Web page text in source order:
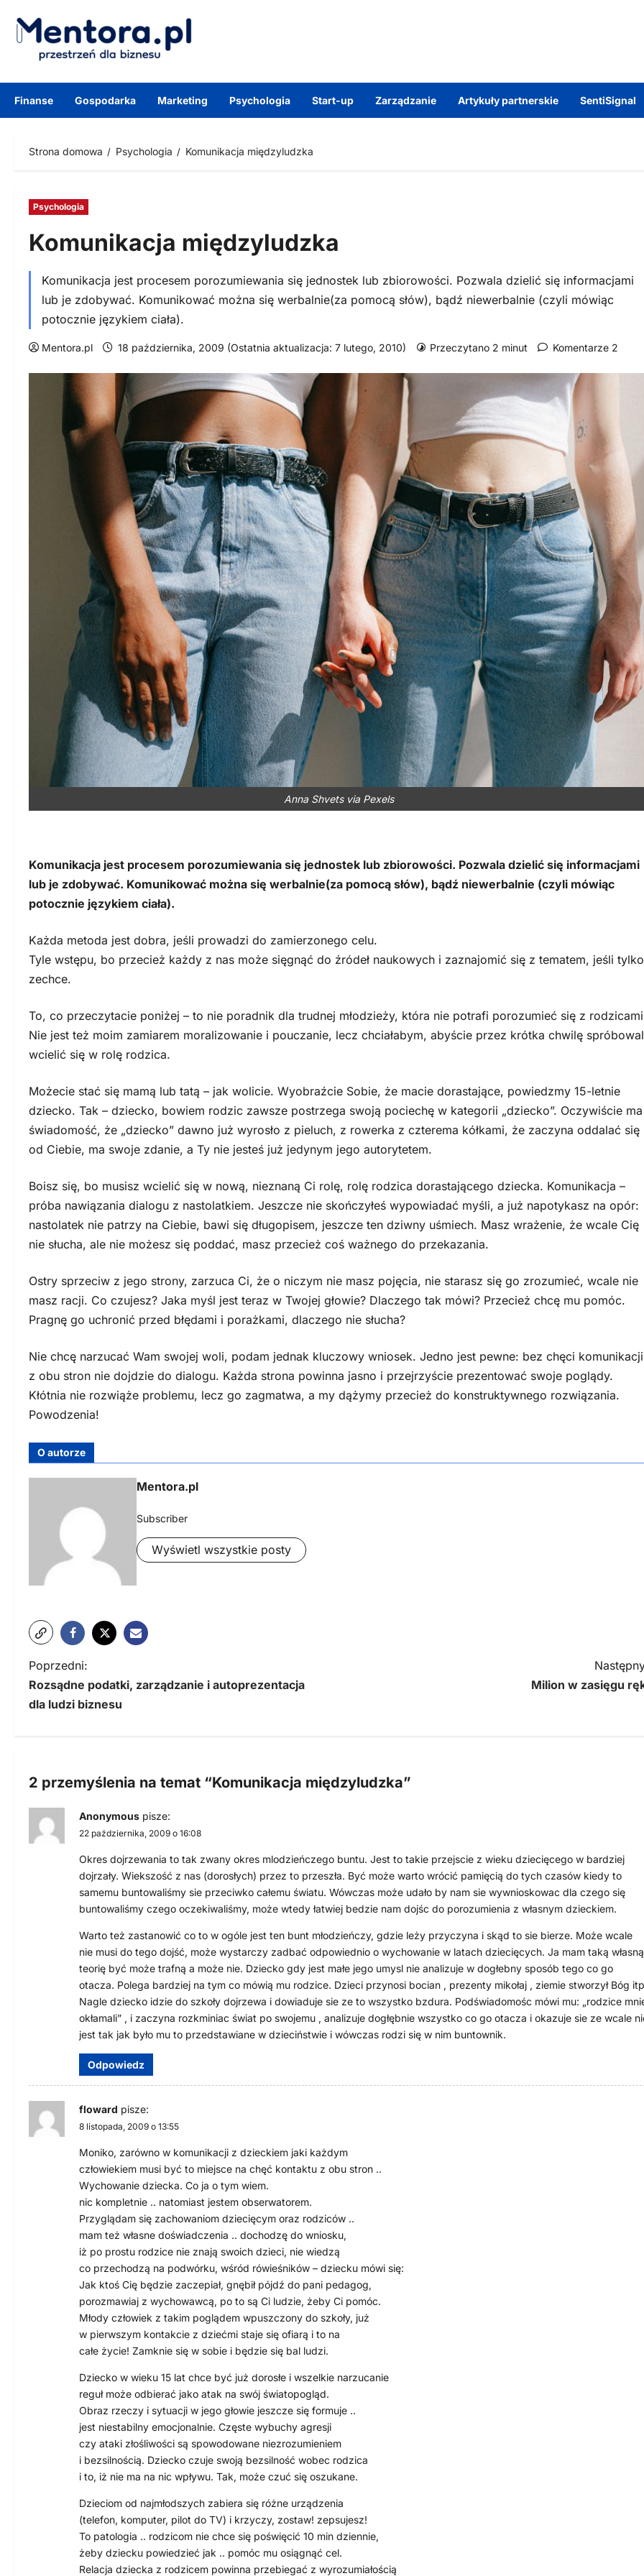
treści
Finanse Gospodarka Marketing Psychologia Start-up Zarządzanie Artykuły partnerskie SentiSignal
Strona domowa Psychologia Komunikacja międzyludzka
Psychologia
Komunikacja międzyludzka
Komunikacja jest procesem porozumiewania się jednostek lub zbiorowości. Pozwala dzielić się informacjami
lub je zdobywać. Komunikować można się werbalnie(za pomocą słów), bądź niewerbalnie (czyli mówiąc
potocznie językiem ciała).
Mentora.pl 18 października, 2009 (Ostatnia aktualizacja: 7 lutego, 2010) Przeczytano 2 minut Komentarze 2
Anna Shvets via Pexels
Komunikacja jest procesem porozumiewania się jednostek lub zbiorowości. Pozwala dzielić się informacjami
lub je zdobywać. Komunikować można się werbalnie(za pomocą słów), bądź niewerbalnie (czyli mówiąc
potocznie językiem ciała).
Każda metoda jest dobra, jeśli prowadzi do zamierzonego celu.
Tyle wstępu, bo przecież każdy z nas może sięgnąć do źródeł naukowych i zaznajomić się z tematem, jeśli tylko
zechce.
To, co przeczytacie poniżej – to nie poradnik dla trudnej młodzieży, która nie potrafi porozumieć się z
Nie jest też moim zamiarem moralizowanie i pouczanie, lecz chciałabym, abyście przez krótka chwilę
wcielić się w rolę rodzica.
Możecie stać się mamą lub tatą – jak wolicie. Wyobraźcie Sobie, że macie dorastające, powiedzmy 15-letnie
dziecko. Tak – dziecko, bowiem rodzic zawsze postrzega swoją pociechę w kategorii „dziecko”. Oczywiście ma
świadomość, że „dziecko” dawno już wyrosło z pieluch, z rowerka z czterema kółkami, że zaczyna oddalać się
od Ciebie, ma swoje zdanie, a Ty nie jesteś już jedynym jego autorytetem.
Boisz się, bo musisz wcielić się w nową, nieznaną Ci rolę, rolę rodzica dorastającego dziecka. Komunikacja –
próba nawiązania dialogu z nastolatkiem. Jeszcze nie skończyłeś wypowiadać myśli, a już napotykasz na opór:
nastolatek nie patrzy na Ciebie, bawi się długopisem, jeszcze ten dziwny uśmiech. Masz wrażenie, że wcale Cię
nie słucha, ale nie możesz się poddać, masz przecież coś ważnego do przekazania.
Ostry sprzeciw z jego strony, zarzuca Ci, że o niczym nie masz pojęcia, nie starasz się go zrozumieć, wcale nie
masz racji. Co czujesz? Jaka myśl jest teraz w Twojej głowie? Dlaczego tak mówi? Przecież chcę mu pomóc.
Pragnę go uchronić przed błędami i porażkami, dlaczego nie słucha?
Nie chcę narzucać Wam swojej woli, podam jednak kluczowy wniosek. Jedno jest pewne: bez chęci komunikacji
z obu stron nie dojdzie do dialogu. Każda strona powinna jasno i przejrzyście prezentować swoje poglądy.
Kłótnia nie rozwiąże problemu, lecz go zagmatwa, a my dążymy przecież do konstruktywnego rozwiązania.
Powodzenia!
O autorze
Mentora.pl
Subscriber
Wyświetl wszystkie posty
N
a
j
Poprzedni:
Rozsądne podatki, zarządzanie i autoprezentacja
dla ludzi biznesu
Milion w zasięgu
2 przemyślenia na temat “Komunikacja międzyludzka”
Anonymous pisze:
22 października, 2009 o 16:08
Okres dojrzewania to tak zwany okres mlodzieńczego buntu. Jest to takie przejscie z wieku dziecięcego w bardziej
dojrzały. Wiekszość z nas (dorosłych) przez to przeszła. Być może warto wrócić pamięcią do tych czasów kiedy to
samemu buntowaliśmy sie przeciwko całemu światu. Wówczas może udało by nam sie wywnioskowac dla czego się
buntowaliśmy czego oczekiwaliśmy, może wtedy łatwiej bedzie nam dojśc do porozumienia z własnym dzieckiem.
Warto też zastanowić co to w ogóle jest ten bunt młodzieńczy, gdzie leży przyczyna i skąd to sie bierze. Może wcale
nie musi do tego dojść, może wystarczy zadbać odpowiednio o wychowanie w latach dziecięcych. Ja mam taką własną
teorię być może trafną a może nie. Dziecko gdy jest małe jego umysl nie analizuje w dogłebny sposób tego co go
otacza. Polega bardziej na tym co mówią mu rodzice. Dzieci przynosi bocian , prezenty mikołaj , ziemie stworzył Bóg
Nagle dziecko idzie do szkoły dojrzewa i dowiaduje sie ze to wszystko bzdura. Podświadomośc mówi mu: „rodzice
okłamali” , i zaczyna rozkminiac świat po swojemu , analizuje dogłębnie wszystko co go otacza i okazuje sie ze wcale
jest tak jak było mu to przedstawiane w dzieciństwie i wówczas rodzi się w nim buntownik.
Odpowiedz
floward pisze:
8 listopada, 2009 o 13:55
Moniko, zarówno w komunikacji z dzieckiem jaki każdym
człowiekiem musi być to miejsce na chęć kontaktu z obu stron ..
Wychowanie dziecka. Co ja o tym wiem.
nic kompletnie .. natomiast jestem obserwatorem.
Przyglądam się zachowaniom dziecięcym oraz rodziców ..
mam też własne doświadczenia .. dochodzę do wniosku,
iż po prostu rodzice nie znają swoich dzieci, nie wiedzą
co przechodzą na podwórku, wśród rówieśników – dziecku mówi się:
Jak ktoś Cię będzie zaczepiał, gnębił pójdź do pani pedagog,
porozmawiaj z wychowawcą, po to są Ci ludzie, żeby Ci pomóc.
Młody człowiek z takim poglądem wpuszczony do szkoły, już
w pierwszym kontakcie z dziećmi staje się ofiarą i to na
całe życie! Zamknie się w sobie i będzie się bal ludzi.
Dziecko w wieku 15 lat chce być już dorosłe i wszelkie narzucanie
reguł może odbierać jako atak na swój światopogląd.
Obraz rzeczy i sytuacji w jego głowie jeszcze się formuje ..
jest niestabilny emocjonalnie. Częste wybuchy agresji
czy ataki złośliwości są spowodowane niezrozumieniem
i bezsilnością. Dziecko czuje swoją bezsilność wobec rodzica
i to, iż nie ma na nic wpływu. Tak, może czuć się oszukane.
Dzieciom od najmłodszych zabiera się różne urządzenia
(telefon, komputer, pilot do TV) i krzyczy, zostaw! zepsujesz!
To patologia .. rodzicom nie chce się poświęcić 10 min dziennie,
żeby dziecku powiedzieć jak .. pomóc mu osiągnąć cel.
Relacja dziecka z rodzicem powinna przebiegać z wyrozumiałością